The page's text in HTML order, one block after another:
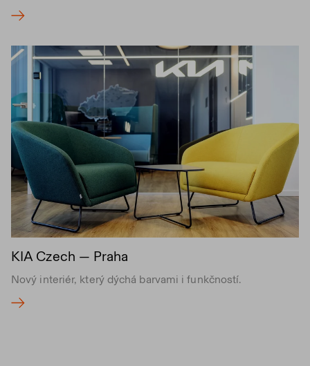
KIA Czech — Praha
Nový interiér, který dýchá barvami i funkčností.